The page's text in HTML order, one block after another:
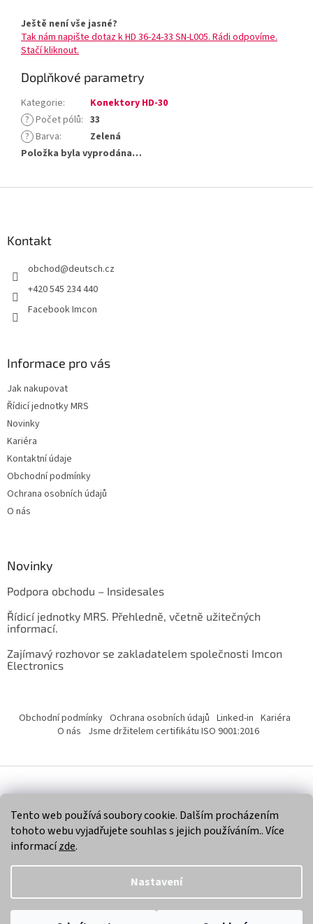
Tento web používá soubory cookie. Dalším procházením
tohoto webu vyjadřujete souhlas s jejich používáním.. Více
informacízde.
Nastavení
Ještě není vše jasné?
Tak nám napište dotaz k HD 36-24-33 SN-L005. Rádi odpovíme.
Stačí kliknout.
Doplňkové parametry
Kategorie:
Konektory HD-30
? Počet pólů: 33
? Barva:
Zelená
Položka byla vyprodána…
Kontakt
obchod@deutsch.cz
+420 545 234 440
Facebook Imcon
Informace pro vás
Jak nakupovat
Řídicí jednotky MRS
Novinky
Kariéra
Kontaktní údaje
Obchodní podmínky
Ochrana osobních údajů
O nás
Novinky
Podpora obchodu – Insidesales
Řídicí jednotky MRS. Přehledně, včetně užitečných
informací.
Zajímavý rozhovor se zakladatelem společnosti Imcon
Electronics
Obchodní podmínky Ochrana osobních údajů Linked-in Kariéra
O nás Jsme držitelem certifikátu ISO 9001:2016
Copyright 2026